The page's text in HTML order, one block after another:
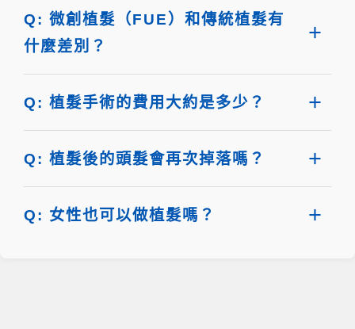
Q: 微創植髮（FUE）和傳統植髮有
什麼差別？
Q: 植髮手術的費用大約是多少？
Q: 植髮後的頭髮會再次掉落嗎？
Q: 女性也可以做植髮嗎？